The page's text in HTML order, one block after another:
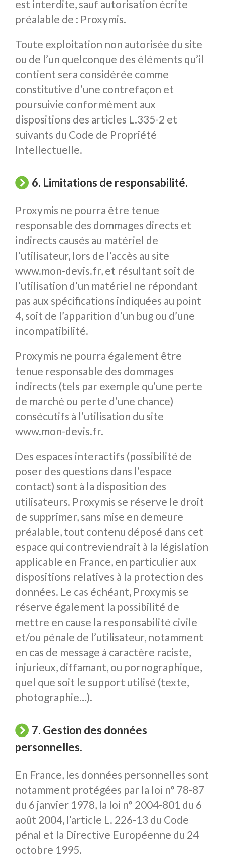
est interdite, sauf autorisation écrite
préalable de : Proxymis.
Toute exploitation non autorisée du site
ou de l’un quelconque des éléments qu’il
contient sera considérée comme
constitutive d’une contrefaçon et
poursuivie conformément aux
dispositions des articles L.335-2 et
suivants du Code de Propriété
Intellectuelle.
6. Limitations de responsabilité.
Proxymis ne pourra être tenue
responsable des dommages directs et
indirects causés au matériel de
l’utilisateur, lors de l’accès au site
www.mon-devis.fr, et résultant soit de
l’utilisation d’un matériel ne répondant
pas aux spécifications indiquées au point
4, soit de l’apparition d’un bug ou d’une
incompatibilité.
Proxymis ne pourra également être
tenue responsable des dommages
indirects (tels par exemple qu’une perte
de marché ou perte d’une chance)
consécutifs à l’utilisation du site
www.mon-devis.fr.
Des espaces interactifs (possibilité de
poser des questions dans l’espace
contact) sont à la disposition des
utilisateurs. Proxymis se réserve le droit
de supprimer, sans mise en demeure
préalable, tout contenu déposé dans cet
espace qui contreviendrait à la législation
applicable en France, en particulier aux
dispositions relatives à la protection des
données. Le cas échéant, Proxymis se
réserve également la possibilité de
mettre en cause la responsabilité civile
et/ou pénale de l’utilisateur, notamment
en cas de message à caractère raciste,
injurieux, diffamant, ou pornographique,
quel que soit le support utilisé (texte,
photographie…).
7. Gestion des données
personnelles.
En France, les données personnelles sont
notamment protégées par la loi n° 78-87
du 6 janvier 1978, la loi n° 2004-801 du 6
août 2004, l’article L. 226-13 du Code
pénal et la Directive Européenne du 24
octobre 1995.